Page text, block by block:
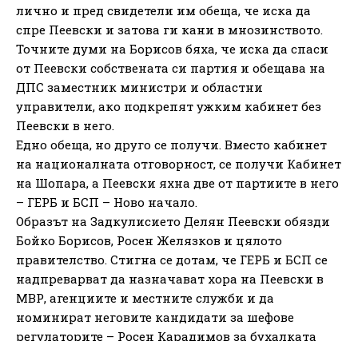
лично и пред свидетели им обеща, че иска да
спре Пеевски и затова ги кани в мнозинството.
Точните думи на Борисов бяха, че иска да спаси
от Пеевски собствената си партия и обещава на
ДПС заместник министри и областни
управители, ако подкрепят ужким кабинет без
Пеевски в него.
Едно обеща, но друго се получи. Вместо кабинет
на националната отговорност, се получи Кабинет
на Шопара, а Пеевски яхна две от партиите в него
– ГЕРБ и БСП – Ново начало.
Образът на Задкулисието Делян Пеевски обязди
Бойко Борисов, Росен Желязков и цялото
правителство. Стигна се дотам, че ГЕРБ и БСП се
надпреварват да назначават хора на Пеевски в
МВР, агенциите и местните служби и да
номинират неговите кандидати за шефове
регулаторите – Росен Карадимов за бухалката